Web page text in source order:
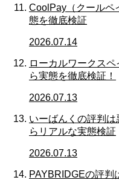
CoolPay（クールペ
態を徹底検証
2026.07.14
ローカルワークス
ら実態を徹底検証！
2026.07.13
いーばんくの評判
らリアルな実態検証
2026.07.13
PAYBRIDGEの評判